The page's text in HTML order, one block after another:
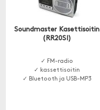
Soundmaster Kasettisoitin
(RR20SI)
✓ FM-radio
✓ kassettisoitin
✓ Bluetooth ja USB-MP3